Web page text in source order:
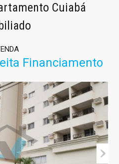
Cuiabá
Financiamento